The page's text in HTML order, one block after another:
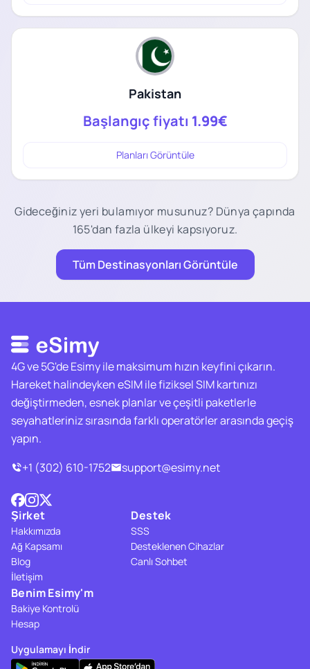
Pakistan
Başlangıç fiyatı 1.99€
Planları Görüntüle
Gideceğiniz yeri bulamıyor musunuz? Dünya çapında
165'dan fazla ülkeyi kapsıyoruz.
Tüm Destinasyonları Görüntüle
4G ve 5G'de Esimy ile maksimum hızın keyfini çıkarın.
Hareket halindeyken eSIM ile fiziksel SIM kartınızı
değiştirmeden, esnek planlar ve çeşitli paketlerle
seyahatleriniz sırasında farklı operatörler arasında geçiş
yapın.
+1 (302) 610-1752
support@esimy.net
Şirket
Hakkımızda
Ağ Kapsamı
Blog
İletişim
Destek
SSS
Desteklenen Cihazlar
Canlı Sohbet
Benim Esimy'm
Bakiye Kontrolü
Hesap
Uygulamayı İndir